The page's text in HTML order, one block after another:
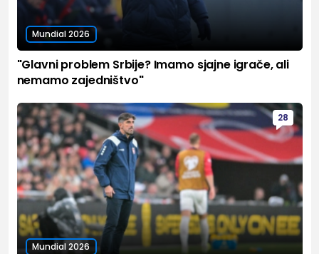
Mundial 2026
"Glavni problem Srbije? Imamo sjajne igrače, ali
nemamo zajedništvo"
28
Mundial 2026